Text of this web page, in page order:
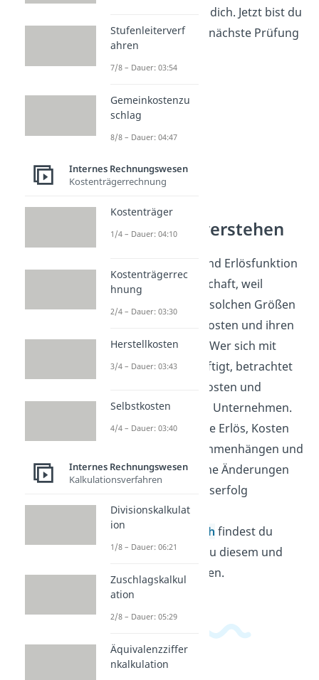
Problem mehr für dich. Jetzt bist du
bestens auf deine nächste Prüfung
vorbereitet.
Wirtschaft verstehen
Gewinnfunktion und Erlösfunktion
gehören zur Wirtschaft, weil
Unternehmen mit solchen Größen
ihre Einnahmen, Kosten und ihren
Erfolg berechnen. Wer sich mit
Wirtschaft beschäftigt, betrachtet
Preise, Mengen, Kosten und
Entscheidungen in Unternehmen.
Dabei wird klar, wie Erlös, Kosten
und Gewinn zusammenhängen und
warum schon kleine Änderungen
den Unternehmenserfolg
beeinflussen. Im
Wirtschaftsbereich findest du
passende Videos zu diesem und
verwandten Themen.
Stufenleiterverf
ahren
7/8 – Dauer: 03:54
Gemeinkostenzu
schlag
8/8 – Dauer: 04:47
Internes Rechnungswesen
Kostenträgerrechnung
Kostenträger
1/4 – Dauer: 04:10
Kostenträgerrec
hnung
2/4 – Dauer: 03:30
Herstellkosten
3/4 – Dauer: 03:43
Selbstkosten
4/4 – Dauer: 03:40
Internes Rechnungswesen
Kalkulationsverfahren
Divisionskalkulat
ion
1/8 – Dauer: 06:21
Zuschlagskalkul
ation
2/8 – Dauer: 05:29
Äquivalenzziffer
nkalkulation